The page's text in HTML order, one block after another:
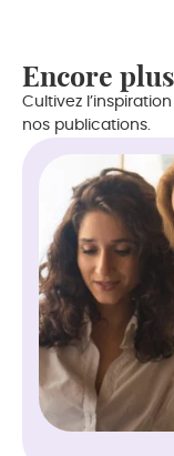
Encore
Cultivez
nos publications.